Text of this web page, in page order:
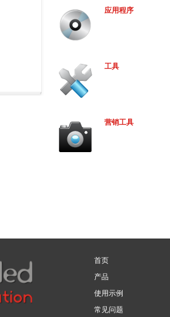
应用程序
工具
营销工具
首页
产品
使用示例
常见问题